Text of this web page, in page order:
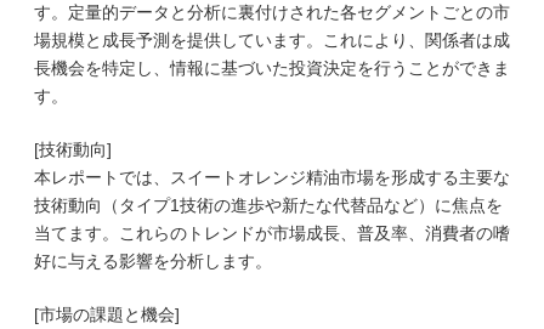
す。定量的データと分析に裏付けされた各セグメントごとの市
場規模と成長予測を提供しています。これにより、関係者は成
長機会を特定し、情報に基づいた投資決定を行うことができま
す。
[技術動向]
本レポートでは、スイートオレンジ精油市場を形成する主要な
技術動向（タイプ1技術の進歩や新たな代替品など）に焦点を
当てます。これらのトレンドが市場成長、普及率、消費者の嗜
好に与える影響を分析します。
[市場の課題と機会]